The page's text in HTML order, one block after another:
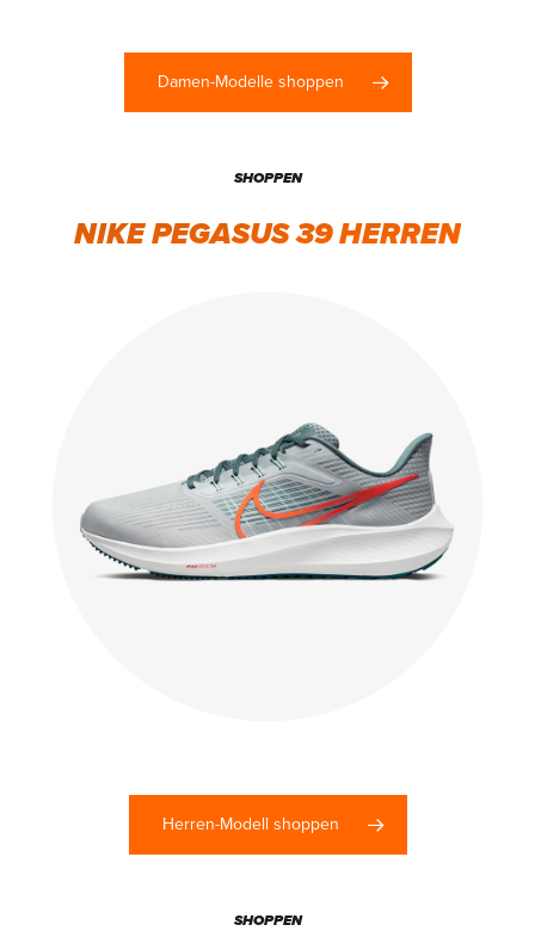
Damen-Modelle shoppen
SHOPPEN
NIKE PEGASUS 39 HERREN
Herren-Modell shoppen
SHOPPEN